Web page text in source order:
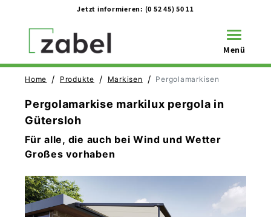
Jetzt informieren: (0 52 45) 50 11
Toggle
Menü
Home / Produkte / Markisen / Pergolamarkisen
Pergolamarkise markilux pergola in
Gütersloh
Für alle, die auch bei Wind und Wetter
Großes vorhaben